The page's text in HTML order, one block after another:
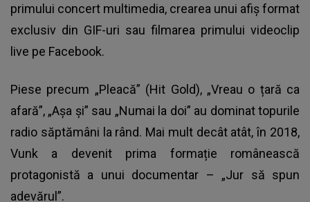
primului concert multimedia, crearea unui afiș format
exclusiv din GIF-uri sau filmarea primului videoclip
live pe Facebook.
Piese precum „Pleacă” (Hit Gold), „Vreau o țară ca
afară”, „Așa și” sau „Numai la doi” au dominat topurile
radio săptămâni la rând. Mai mult decât atât, în 2018,
Vunk a devenit prima formație românească
protagonistă a unui documentar – „Jur să spun
adevărul”.